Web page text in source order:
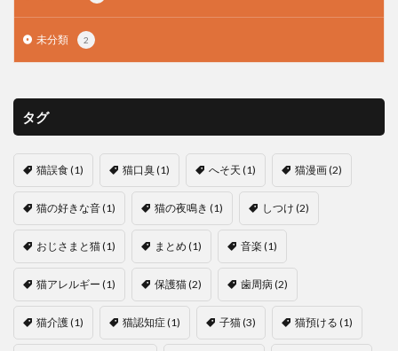
未分類 2
タグ
猫誤食(1) 猫口臭(1) へそ天 (1) 猫漫画(2)
猫の好きな音(1) 猫の夜鳴き (1) しつけ (2)
おじさまと猫(1) まとめ (1) 音楽 (1)
猫アレルギー (1) 保護猫(2) 歯周病(2)
猫介護(1) 猫認知症(1) 子猫(3) 猫預ける (1)